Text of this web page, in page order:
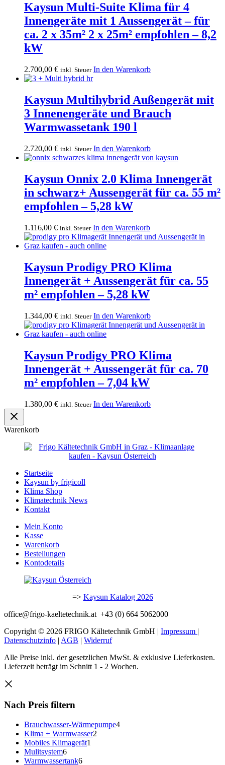
Kaysun Multi-Suite Klima für 4
Innengeräte mit 1 Aussengerät – für
ca. 2 x 35m² 2 x 25m² empfohlen – 8,2
kW
2.700,00 € inkl. Steuer In den Warenkorb
Kaysun Multihybrid Außengerät mit
3 Innenengeräte und Brauch
Warmwassetank 190 l
2.720,00 € inkl. Steuer In den Warenkorb
Kaysun Onnix 2.0 Klima Innengerät
in schwarz+ Aussengerät für ca. 55 m²
empfohlen – 5,28 kW
1.116,00 € inkl. Steuer In den Warenkorb
Kaysun Prodigy PRO Klima
Innengerät + Aussengerät für ca. 55
m² empfohlen – 5,28 kW
1.344,00 € inkl. Steuer In den Warenkorb
Kaysun Prodigy PRO Klima
Innengerät + Aussengerät für ca. 70
m² empfohlen – 7,04 kW
1.380,00 € inkl. Steuer In den Warenkorb
Warenkorb
Startseite
Kaysun by frigicoll
Klima Shop
Klimatechnik News
Kontakt
Mein Konto
Kasse
Warenkorb
Bestellungen
Kontodetails
=> Kaysun Katalog 2026
office@frigo-kaeltetechnik.at +43 (0) 664 5062000
Copyright © 2026 FRIGO Kältetechnik GmbH | Impressum |
Datenschutzinfo | AGB | Widerruf
Alle Preise inkl. der gesetzlichen MwSt. & exklusive Lieferkosten.
Lieferzeit beträgt im Schnitt 1 - 2 Wochen.
Nach Preis filtern
Brauchwasser-Wärmepumpe44
Klima + Warmwasser2
Mobiles Klimagerät1
Mulitsystem66
Produkte
Warmwassertank66